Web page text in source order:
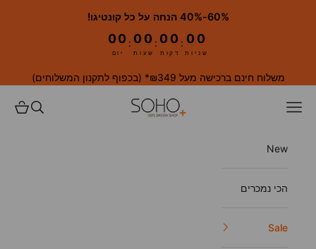
60%-40% הנחה על כל קונטיגו!
00
יום
: 00
שעות
: 00
דקות
: 00
שניות
משלוח חינם ברכישה מעל ₪349* ( בכפוף לתקנון המשלוחים)
SOHO. 100% Design Shop פתח תפריט ניווט פתחפתח
New
הכי נמכרים
Sale